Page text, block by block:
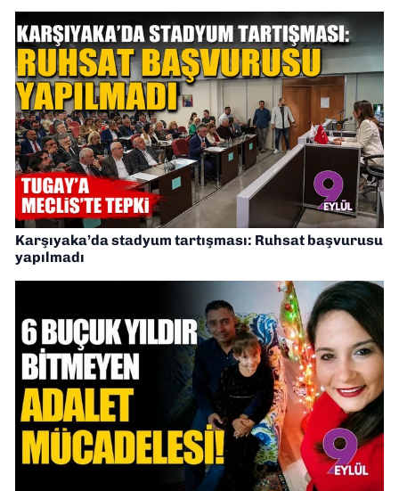
Karşıyaka’da stadyum tartışması: Ruhsat başvurusu
yapılmadı